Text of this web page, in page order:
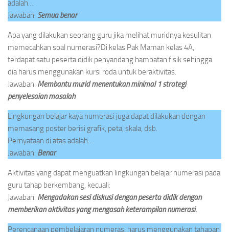
adalah…
Jawaban: Semua benar
Apa yang dilakukan seorang guru jika melihat muridnya kesulitan
memecahkan soal numerasi?Di kelas Pak Maman kelas 4A,
terdapat satu peserta didik penyandang hambatan fisik sehingga
dia harus menggunakan kursi roda untuk beraktivitas.
Jawaban: Membantu murid menentukan minimal 1 strategi
penyelesaian masalah
Lingkungan belajar kaya numerasi juga dapat dilakukan dengan
memasang poster berisi grafik, peta, skala, dsb.
Pernyataan di atas adalah…
Jawaban: Benar
Aktivitas yang dapat menguatkan lingkungan belajar numerasi pada
guru tahap berkembang, kecuali:
Jawaban: Mengadakan sesi diskusi dengan peserta didik dengan
memberikan aktivitas yang mengasah keterampilan numerasi.
Perencanaan pembelajaran numerasi harus menggunakan tahapan